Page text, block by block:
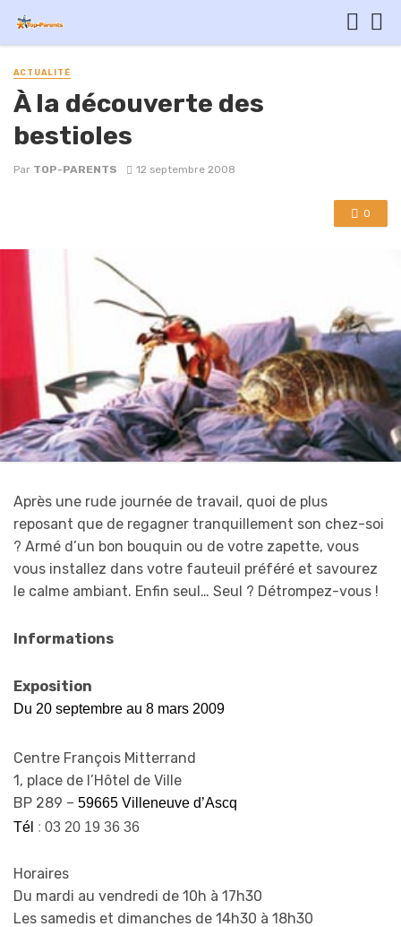
ACTUALITÉ
À la découverte des
bestioles
Par TOP-PARENTS 12 septembre 2008
0
Après une rude journée de travail, quoi de plus
reposant que de regagner tranquillement son chez-soi
? Armé d’un bon bouquin ou de votre zapette, vous
vous installez dans votre fauteuil préféré et savourez
le calme ambiant. Enfin seul… Seul ? Détrompez-vous !
Informations
Exposition
Du 20 septembre au 8 mars 2009
Centre François Mitterrand
1, place de l’Hôtel de Ville
BP 289 – 59665 Villeneuve d’Ascq
Tél : 03 20 19 36 36
Horaires
Du mardi au vendredi de 10h à 17h30
Les samedis et dimanches de 14h30 à 18h30